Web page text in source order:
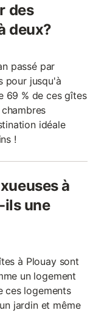
des
deux?
passé par
pour jusqu'à
69 % de ces gîtes
idéale
!
à
ils une
à Plouay sont
un logement
ces logements
jardin et même